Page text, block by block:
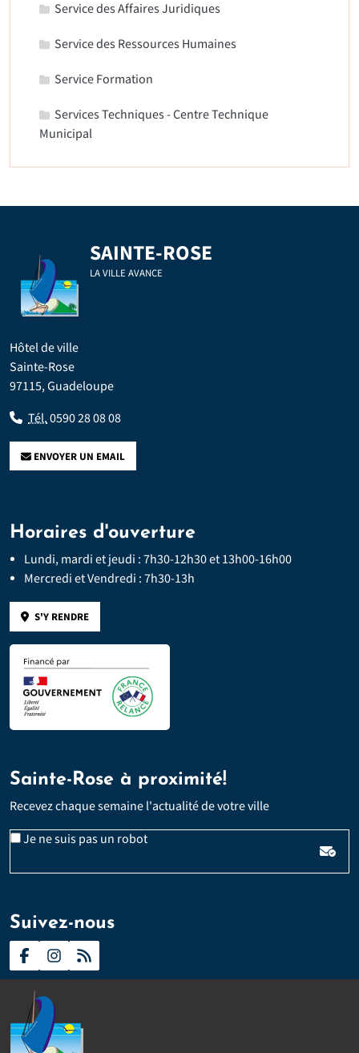
Service des Affaires Juridiques
Service des Ressources Humaines
Service Formation
Services Techniques - Centre Technique
Municipal
SAINTE-ROSE
LA VILLE AVANCE
Hôtel de ville
Sainte-Rose
97115, Guadeloupe
Tél.0590 28 08 08
ENVOYER UN EMAIL
Horaires d'ouverture
Lundi, mardi et jeudi : 7h30-12h30 et 13h00-16h00
Mercredi et Vendredi : 7h30-13h
S'Y RENDRE
Sainte-Rose à proximité!
Recevez chaque semaine l'actualité de votre ville
Je ne suis pas un robotEmail
Suivez-nous